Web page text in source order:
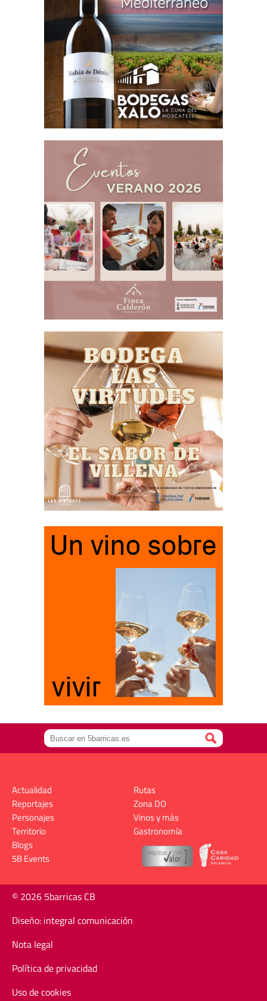
Actualidad
Reportajes
Personajes
Territorio
Rutas
Zona DO
Vinos y más
Gastronomía
Blogs
5B Events
© 2026 5barricas CB
Diseño: integral comunicación
Nota legal
Política de privacidad
Uso de cookies